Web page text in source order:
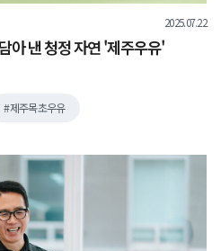
2025.07.22
아 낸 청정 자연 '제주우유'
제주목초우유